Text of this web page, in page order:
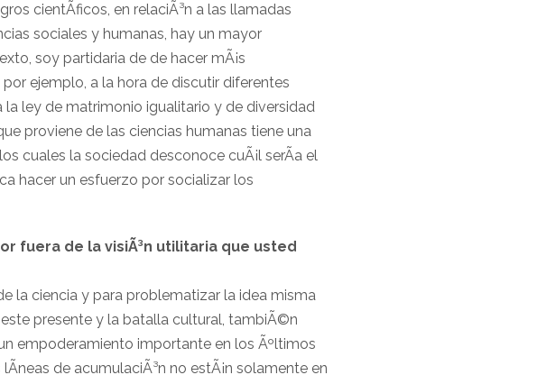
cientÃ­ficos, en relaciÃ³n a las llamadas
sociales y humanas, hay un mayor
soy partidaria de de hacer mÃ¡s
ejemplo, a la hora de discutir diferentes
ley de matrimonio igualitario y de diversidad
proviene de las ciencias humanas tiene una
cuales la sociedad desconoce cuÃ¡l serÃ­a el
hacer un esfuerzo por socializar los
fuera de la visiÃ³n utilitaria que usted
la ciencia y para problematizar la idea misma
presente y la batalla cultural, tambiÃ©n
empoderamiento importante en los Ãºltimos
de acumulaciÃ³n no estÃ¡n solamente en